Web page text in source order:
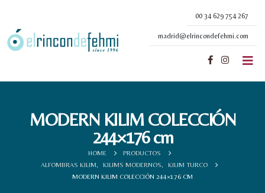
00 34 629 754 267
madrid@elrincondefehmi.com
MODERN KILIM COLECCIÓN
244×176 cm
HOME
PRODUCTOS
ALFOMBRAS KILIM
KILIMS MODERNOS
KILIM TURCO
MODERN KILIM COLECCIÓN 244×176 CM